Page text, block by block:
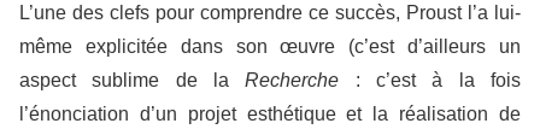
L’une des clefs pour comprendre ce succès, Proust l’a lui-
même explicitée dans son œuvre (c’est d’ailleurs un
aspect sublime de laRecherche : c’est à la fois
l’énonciation d’un projet esthétique et la réalisation de